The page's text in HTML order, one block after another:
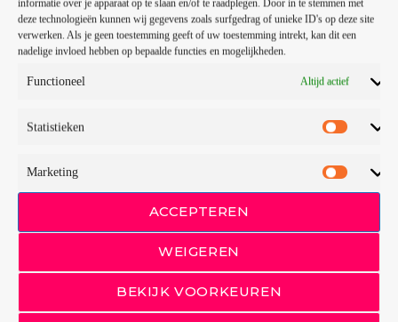
informatie over je apparaat op te slaan en/of te raadplegen. Door in te stemmen met
deze technologieën kunnen wij gegevens zoals surfgedrag of unieke ID's op deze site
verwerken. Als je geen toestemming geeft of uw toestemming intrekt, kan dit een
nadelige invloed hebben op bepaalde functies en mogelijkheden.
Functioneel Altijd actief
Statistieken
Marketing
ACCEPTEREN
WEIGEREN
BEKIJK VOORKEUREN